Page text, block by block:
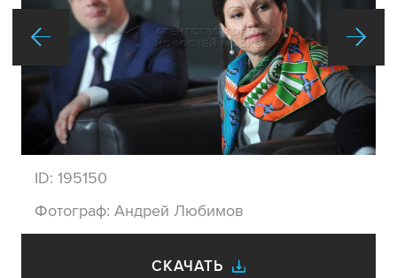
ID: 195150
Фотограф: Андрей Любимов
СКАЧАТЬ